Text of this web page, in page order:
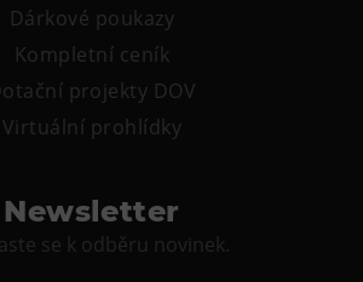
Dárkové poukazy
Kompletní ceník
projekty DOV
Virtuální prohlídky
Newsletter
se k odběru novinek.